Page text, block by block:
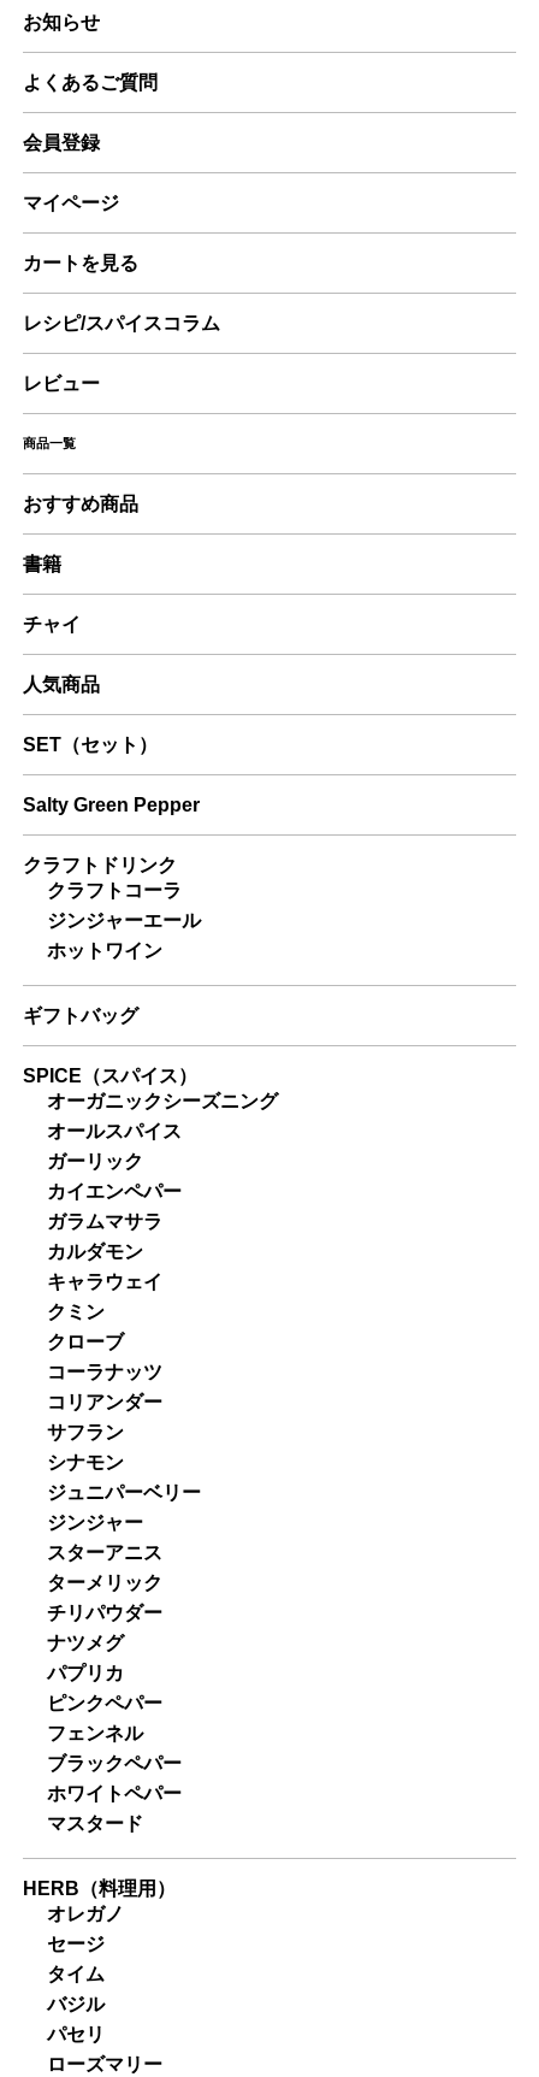
お知らせ
よくあるご質問
会員登録
マイページ
カートを見る
レシピ/スパイスコラム
レビュー
商品一覧
おすすめ商品
書籍
チャイ
人気商品
SET（セット）
Salty Green Pepper
クラフトドリンク
クラフトコーラ
ジンジャーエール
ホットワイン
ギフトバッグ
SPICE（スパイス）
オーガニックシーズニング
オールスパイス
ガーリック
カイエンペパー
ガラムマサラ
カルダモン
キャラウェイ
クミン
クローブ
コーラナッツ
コリアンダー
サフラン
シナモン
ジュニパーベリー
ジンジャー
スターアニス
ターメリック
チリパウダー
ナツメグ
パプリカ
ピンクペパー
フェンネル
ブラックペパー
ホワイトペパー
マスタード
HERB（料理用）
オレガノ
セージ
タイム
バジル
パセリ
ローズマリー